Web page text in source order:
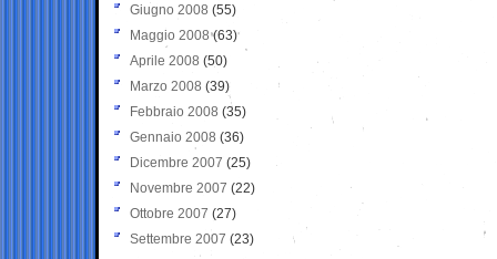
Giugno 2008 (55)
Maggio 2008(63)
Aprile 2008 (50)
Marzo 2008 (39)
Febbraio 2008 (35)
Gennaio 2008 (36)
Dicembre 2007 (25)
Novembre 2007 (22)
Ottobre 2007 (27)
Settembre 2007 (23)